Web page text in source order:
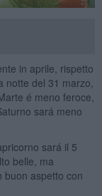
in aprile, rispetto
notte del 31 marzo,
é meno feroce,
sará meno
sará il 5
belle, ma
buon aspetto con